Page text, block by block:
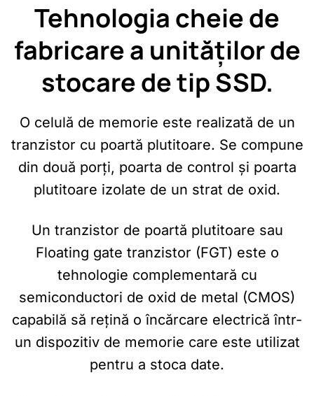
Tehnologia cheie de
fabricare a unităților de
stocare de tip SSD.
O celulă de memorie este realizată de un
tranzistor cu poartă plutitoare. Se compune
din două porți, poarta de control și poarta
plutitoare izolate de un strat de oxid.
Un tranzistor de poartă plutitoare sau
Floating gate tranzistor (FGT) este o
tehnologie complementară cu
semiconductori de oxid de metal (CMOS)
capabilă să rețină o încărcare electrică într-
un dispozitiv de memorie care este utilizat
pentru a stoca date.